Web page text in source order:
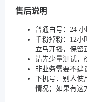
售后说明
普通白号：24
千粉掉粉：12小
立马开播，保留
请先少量测试，
非业务需要不建
下机号：别人
情况；如果有这